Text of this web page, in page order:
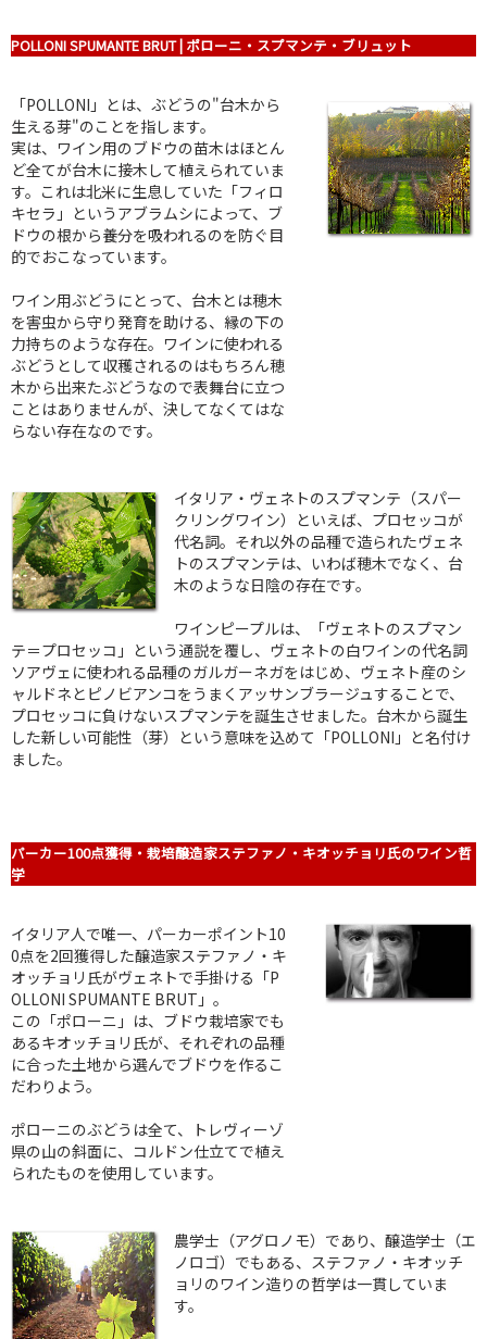
POLLONI SPUMANTE BRUT | ポローニ・スプマンテ・ブリュット
「POLLONI」とは、ぶどうの"台木から
生える芽"のことを指します。
実は、ワイン用のブドウの苗木はほとん
ど全てが台木に接木して植えられていま
す。これは北米に生息していた「フィロ
キセラ」というアブラムシによって、ブ
ドウの根から養分を吸われるのを防ぐ目
的でおこなっています。
ワイン用ぶどうにとって、台木とは穂木
を害虫から守り発育を助ける、縁の下の
力持ちのような存在。ワインに使われる
ぶどうとして収穫されるのはもちろん穂
木から出来たぶどうなので表舞台に立つ
ことはありませんが、決してなくてはな
らない存在なのです。
イタリア・ヴェネトのスプマンテ（スパー
クリングワイン）といえば、プロセッコが
代名詞。それ以外の品種で造られたヴェネ
トのスプマンテは、いわば穂木でなく、台
木のような日陰の存在です。
ワインピープルは、「ヴェネトのスプマン
テ＝プロセッコ」という通説を覆し、ヴェネトの白ワインの代名詞
ソアヴェに使われる品種のガルガーネガをはじめ、ヴェネト産のシ
ャルドネとピノビアンコをうまくアッサンブラージュすることで、
プロセッコに負けないスプマンテを誕生させました。台木から誕生
した新しい可能性（芽）という意味を込めて「POLLONI」と名付け
ました。
パーカー100点獲得・栽培醸造家ステファノ・キオッチョリ氏のワイン哲
学
イタリア人で唯一、パーカーポイント10
0点を2回獲得した醸造家ステファノ・キ
オッチョリ氏がヴェネトで手掛ける「P
OLLONI SPUMANTE BRUT」。
この「ポローニ」は、ブドウ栽培家でも
あるキオッチョリ氏が、それぞれの品種
に合った土地から選んでブドウを作るこ
だわりよう。
ポローニのぶどうは全て、トレヴィーゾ
県の山の斜面に、コルドン仕立てで植え
られたものを使用しています。
農学士（アグロノモ）であり、醸造学士（エ
ノロゴ）でもある、ステファノ・キオッチ
ョリのワイン造りの哲学は一貫していま
す。